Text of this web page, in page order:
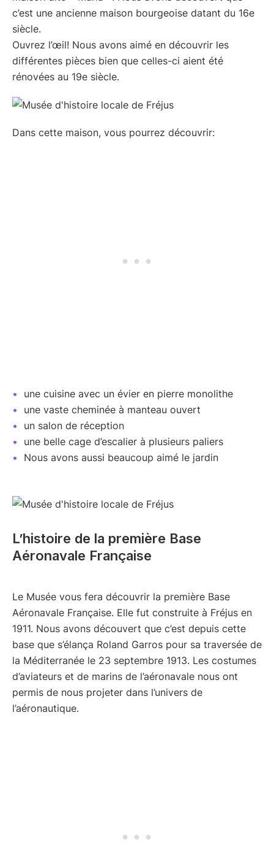
c’est une ancienne maison bourgeoise datant du 16e
siècle.
Ouvrez l’œil! Nous avons aimé en découvrir les
différentes pièces bien que celles-ci aient été
rénovées au 19e siècle.
Dans cette maison, vous pourrez découvrir:
une cuisine avec un évier en pierre monolithe
une vaste cheminée à manteau ouvert
un salon de réception
une belle cage d’escalier à plusieurs paliers
Nous avons aussi beaucoup aimé le jardin
L’histoire de la première Base
Aéronavale Française
Le Musée vous fera découvrir la première Base
Aéronavale Française. Elle fut construite à Fréjus en
1911. Nous avons découvert que c’est depuis cette
base que s’élança Roland Garros pour sa traversée de
la Méditerranée le 23 septembre 1913. Les costumes
d’aviateurs et de marins de l’aéronavale nous ont
permis de nous projeter dans l’univers de
l’aéronautique.